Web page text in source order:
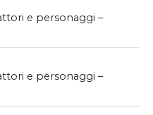
e personaggi –
e personaggi –